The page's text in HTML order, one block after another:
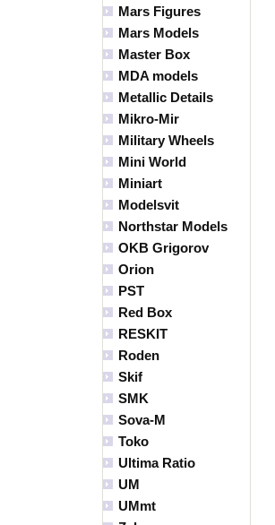
Mars Figures
Mars Models
Master Box
MDA models
Metallic Details
Mikro-Mir
Military Wheels
Mini World
Miniart
Modelsvit
Northstar Models
OKB Grigorov
Orion
PST
Red Box
RESKIT
Roden
Skif
SMK
Sova-M
Toko
Ultima Ratio
UM
UMmt